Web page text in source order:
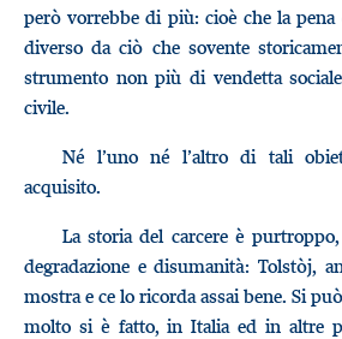
però vorrebbe di più: cioè che la pena
diverso da ciò che sovente
strumento non più di vendetta
civile.
Né l’uno né l’altro di tali
acquisito.
La storia del carcere è
degradazione e disumanità: Tolstòj,
mostra e ce lo ricorda assai bene. Si
molto si è fatto, in Italia ed in altre